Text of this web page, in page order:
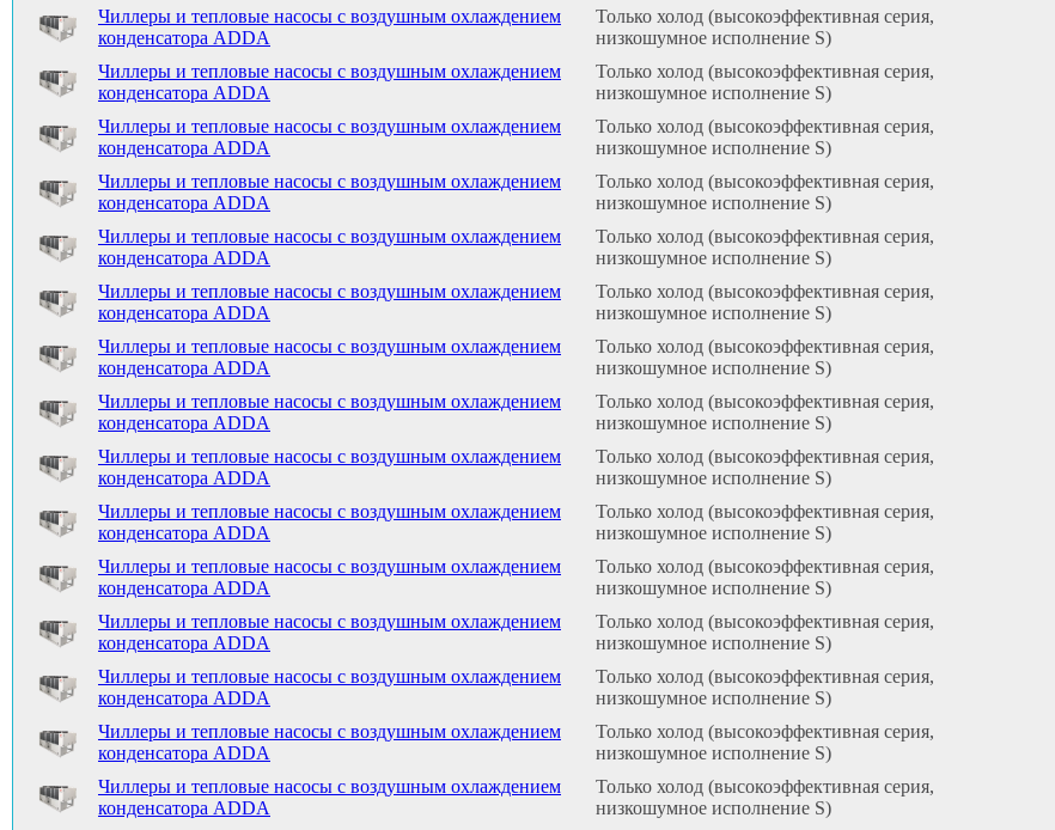
Чиллеры и тепловые насосы с воздушным охлаждением
конденсатора ADDA
Только холод (высокоэффективная серия,
низкошумное исполнение S)
Чиллеры и тепловые насосы с воздушным охлаждением
конденсатора ADDA
Только холод (высокоэффективная серия,
низкошумное исполнение S)
Чиллеры и тепловые насосы с воздушным охлаждением
конденсатора ADDA
Только холод (высокоэффективная серия,
низкошумное исполнение S)
Чиллеры и тепловые насосы с воздушным охлаждением
конденсатора ADDA
Только холод (высокоэффективная серия,
низкошумное исполнение S)
Чиллеры и тепловые насосы с воздушным охлаждением
конденсатора ADDA
Только холод (высокоэффективная серия,
низкошумное исполнение S)
Чиллеры и тепловые насосы с воздушным охлаждением
конденсатора ADDA
Только холод (высокоэффективная серия,
низкошумное исполнение S)
Чиллеры и тепловые насосы с воздушным охлаждением
конденсатора ADDA
Только холод (высокоэффективная серия,
низкошумное исполнение S)
Чиллеры и тепловые насосы с воздушным охлаждением
конденсатора ADDA
Только холод (высокоэффективная серия,
низкошумное исполнение S)
Чиллеры и тепловые насосы с воздушным охлаждением
конденсатора ADDA
Только холод (высокоэффективная серия,
низкошумное исполнение S)
Чиллеры и тепловые насосы с воздушным охлаждением
конденсатора ADDA
Только холод (высокоэффективная серия,
низкошумное исполнение S)
Чиллеры и тепловые насосы с воздушным охлаждением
конденсатора ADDA
Только холод (высокоэффективная серия,
низкошумное исполнение S)
Чиллеры и тепловые насосы с воздушным охлаждением
конденсатора ADDA
Только холод (высокоэффективная серия,
низкошумное исполнение S)
Чиллеры и тепловые насосы с воздушным охлаждением
конденсатора ADDA
Только холод (высокоэффективная серия,
низкошумное исполнение S)
Чиллеры и тепловые насосы с воздушным охлаждением
конденсатора ADDA
Только холод (высокоэффективная серия,
низкошумное исполнение S)
Чиллеры и тепловые насосы с воздушным охлаждением
конденсатора ADDA
Только холод (высокоэффективная серия,
низкошумное исполнение S)